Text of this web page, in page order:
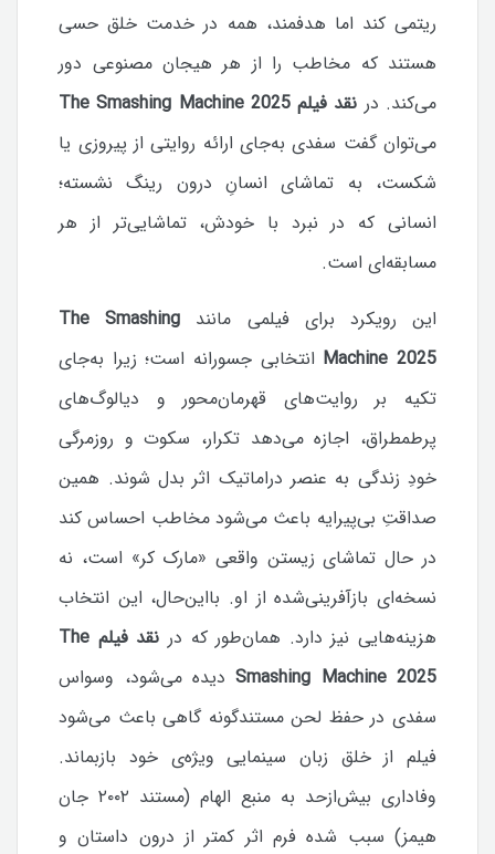
ریتمی کند اما هدفمند، همه در خدمت خلق حسی
هستند که مخاطب را از هر هیجان مصنوعی دور
می‌کند. در نقد فیلم The Smashing Machine 2025
می‌توان گفت سفدی به‌جای ارائه روایتی از پیروزی یا
شکست، به تماشای انسانِ درون رینگ نشسته؛
انسانی که در نبرد با خودش، تماشایی‌تر از هر
مسابقه‌ای است.
این رویکرد برای فیلمی مانند The Smashing
Machine 2025 انتخابی جسورانه است؛ زیرا به‌جای
تکیه بر روایت‌های قهرمان‌محور و دیالوگ‌های
پرطمطراق، اجازه می‌دهد تکرار، سکوت و روزمرگی
خودِ زندگی به عنصر دراماتیک اثر بدل شوند. همین
صداقتِ بی‌پیرایه باعث می‌شود مخاطب احساس کند
در حال تماشای زیستن واقعی «مارک کر» است، نه
نسخه‌ای بازآفرینی‌شده از او. بااین‌حال، این انتخاب
هزینه‌هایی نیز دارد. همان‌طور که در
نقد فیلم The
Smashing Machine 2025دیده می‌شود، وسواس
سفدی در حفظ لحن مستندگونه گاهی باعث می‌شود
فیلم از خلق زبان سینمایی ویژه‌ی خود بازبماند.
وفاداری بیش‌از‌حد به منبع الهام (مستند ۲۰۰۲ جان
هیمز) سبب شده فرم اثر کمتر از درون داستان و